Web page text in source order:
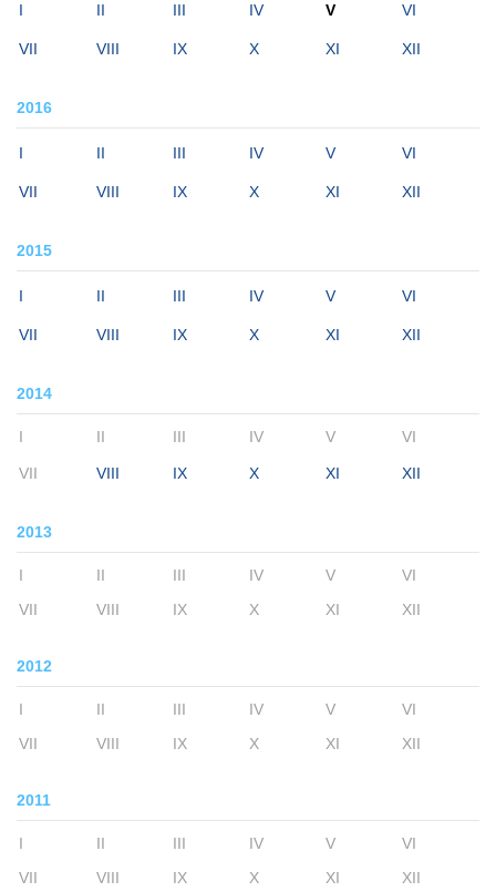
I II III IV V VI
VII VIII IX X XI XII
2016
I II III IV V VI
VII VIII IX X XI XII
2015
I II III IV V VI
VII VIII IX X XI XII
2014
I II III IV V VI
VII VIII IX X XI XII
2013
I II III IV V
VI
VII
VIII IX X XI XII
2012
I II III IV V
VI
VII
VIII IX X XI XII
2011
I II III IV V
VI
VII
VIII IX X XI XII